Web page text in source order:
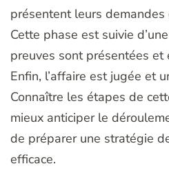
présentent leurs
Cette phase est suivie
preuves sont présentées
Enfin, l’affaire est jugée et
Connaître les étapes de
mieux anticiper le
de préparer une stratégie
efficace.